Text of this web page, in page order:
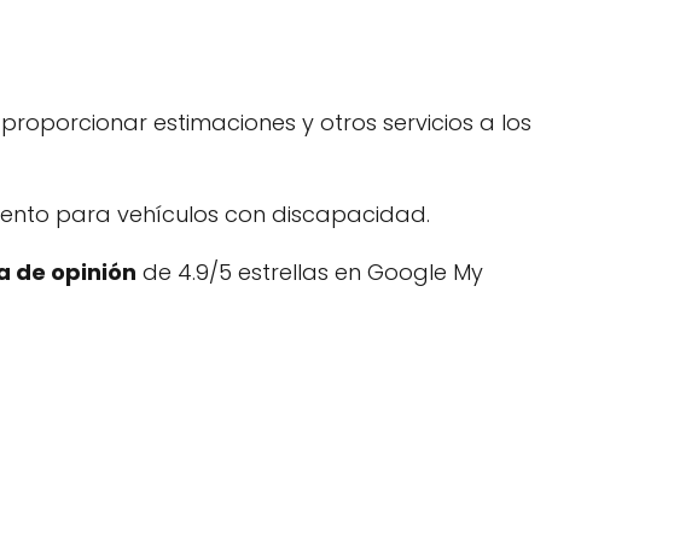
estimaciones y otros servicios a los
para vehículos con discapacidad.
de opinión de 4.9/5 estrellas en Google My